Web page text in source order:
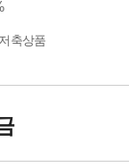
축상품